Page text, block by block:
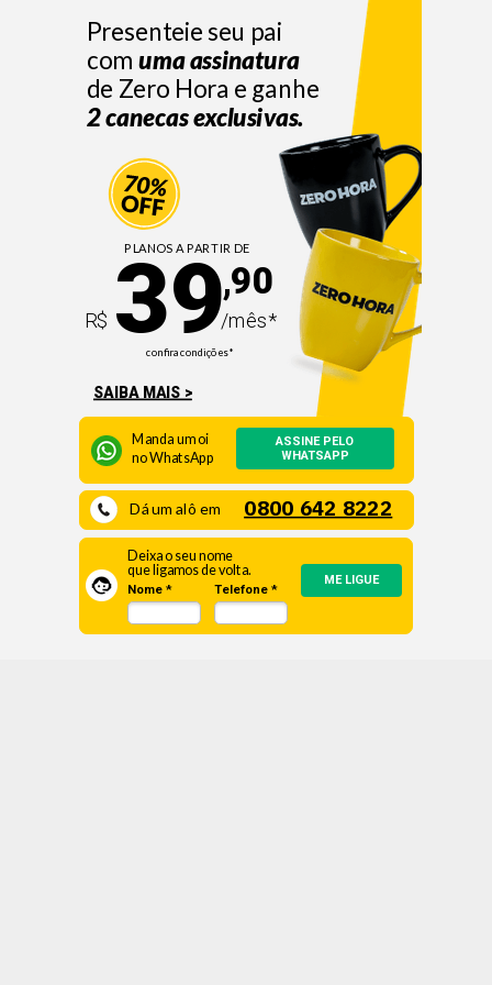
SAIBA MAIS >
ASSINE PELO
WHATSAPP
Manda um oi
no WhatsApp
Dá um alô em 0800 642 8222
Nome * Telefone *
ME LIGUE
Deixa o seu nome
que ligamos de volta.
90
R$ 39/mês*
,
PLANOS A PARTIR DE
confira condições*
Presenteie seu pai
com uma assinatura
de Zero Hora e ganhe
2 canecas exclusivas.